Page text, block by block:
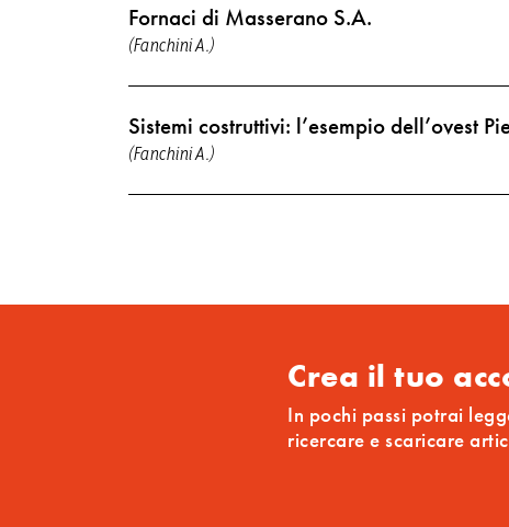
Fornaci di Masserano S.A.
(Fanchini A.)
Sistemi costruttivi: l’esempio dell’ovest
(Fanchini A.)
Crea il tuo
In pochi passi potrai
ricercare e scaricare